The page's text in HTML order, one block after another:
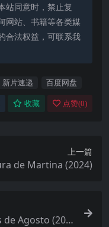
站同意时，禁止复
网站、书籍等各类媒
合法权益，可联系我
新片速递 百度网盘
收藏 点赞(0)
上一篇
de Martina (2024)
de Agosto (200